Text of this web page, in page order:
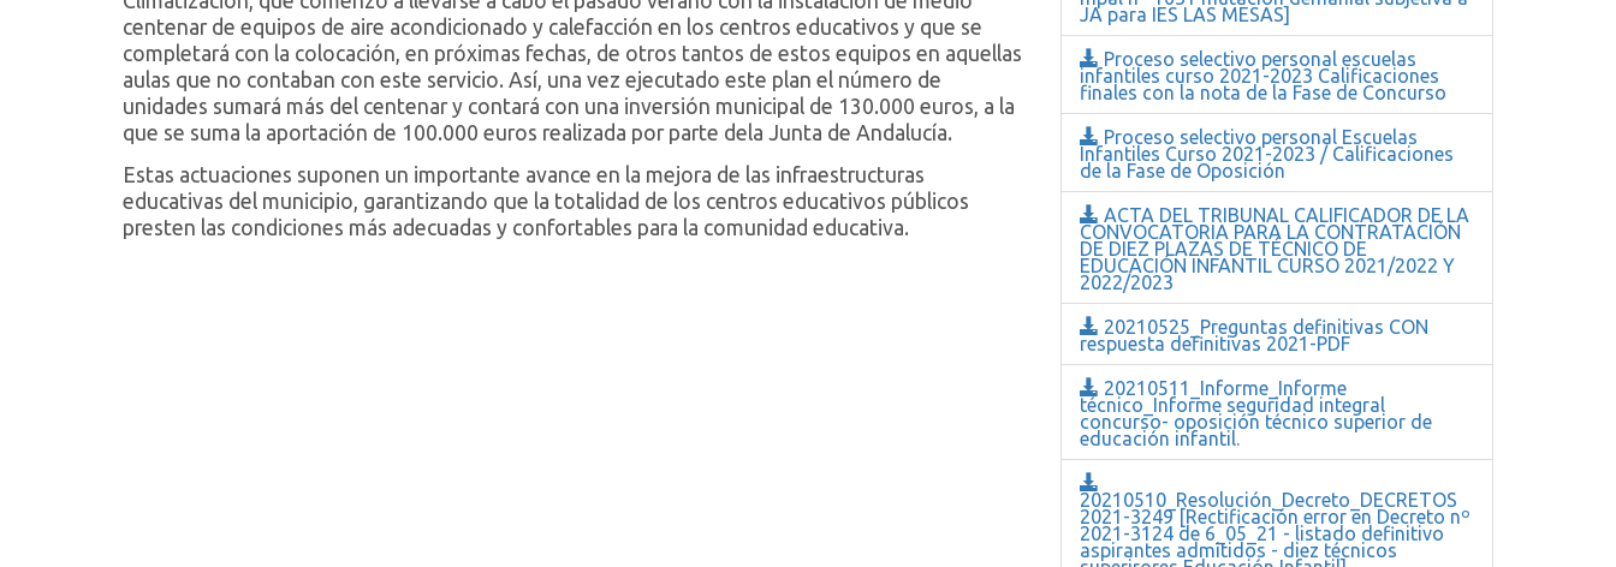
centenar de equipos de aire acondicionado y calefacción en los centros educativos y que se
completará con la colocación, en próximas fechas, de otros tantos de estos equipos en aquellas
aulas que no contaban con este servicio. Así, una vez ejecutado este plan el número de
unidades sumará más del centenar y contará con una inversión municipal de 130.000 euros, a la
que se suma la aportación de 100.000 euros realizada por parte dela Junta de Andalucía.
Estas actuaciones suponen un importante avance en la mejora de las infraestructuras
educativas del municipio, garantizando que la totalidad de los centros educativos públicos
presten las condiciones más adecuadas y confortables para la comunidad educativa.
JA para IES LAS MESAS]
Proceso selectivo personal escuelas
infantiles curso 2021-2023 Calificaciones
finales con la nota de la Fase de Concurso
Proceso selectivo personal Escuelas
Infantiles Curso 2021-2023 / Calificaciones
de la Fase de Oposición
ACTA DEL TRIBUNAL CALIFICADOR DE LA
CONVOCATORIA PARA LA CONTRATACIÓN
DE DIEZ PLAZAS DE TÉCNICO DE
EDUCACIÓN INFANTIL CURSO 2021/2022 Y
2022/2023
20210525_Preguntas definitivas CON
respuesta definitivas 2021-PDF
20210511_Informe_Informe
técnico_Informe seguridad integral
concurso- oposición técnico superior de
educación infantil.
20210510_Resolución_Decreto_DECRETOS
2021-3249 [Rectificación error en Decreto nº
2021-3124 de 6_05_21 - listado definitivo
aspirantes admitidos - diez técnicos